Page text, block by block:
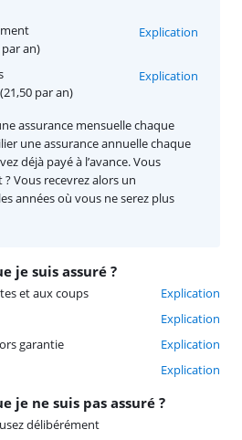
je suis assuré ?
et aux coups
Explication
Explication
garantie
Explication
Explication
je ne suis pas assuré ?
délibérément
an)
Explication
par an)
Explication
assurance mensuelle chaque
une assurance annuelle chaque
déjà payé à l’avance. Vous
Vous recevrez alors un
années où vous ne serez plus